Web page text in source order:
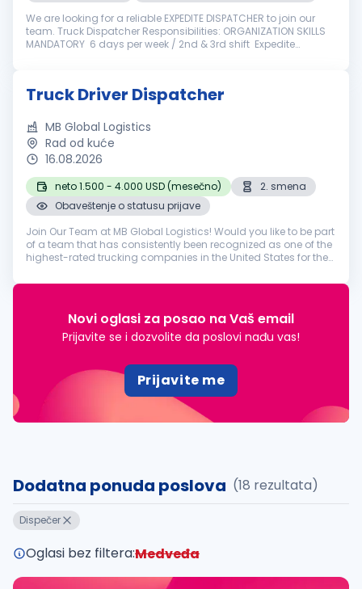
We are looking for a reliable EXPEDITE DISPATCHER to join our
team. Truck Dispatcher Responsibilities: ORGANIZATION SKILLS
MANDATORY 6 days per week / 2nd & 3rd shift Expedite
Truck Driver Dispatcher
MB Global Logistics
Rad od kuće
16.08.2026
neto 1.500 - 4.000 USD (mesečno)
2. smena
Obaveštenje o statusu prijave
Join Our Team at MB Global Logistics! Would you like to be part
of a team that has consistently been recognized as one of the
highest-rated trucking companies in the United States for the
dedicate...
Novi oglasi za posao na Vaš email
Prijavite se i dozvolite da poslovi nađu vas!
Prijavite me
Dodatna ponuda poslova (18 rezultata)
Dispečer
Oglasi bez filtera:Medveđa